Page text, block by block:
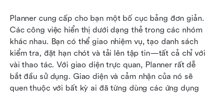
Planner cung cấp cho bạn một bố cục bảng đơn giản.
Các công việc hiển thị dưới dạng thẻ trong các nhóm
khác nhau. Bạn có thể giao nhiệm vụ, tạo danh sách
kiểm tra, đặt hạn chót và tải lên tập tin—tất cả chỉ với
vài thao tác. Với giao diện trực quan, Planner rất dễ
bắt đầu sử dụng. Giao diện và cảm nhận của nó sẽ
quen thuộc với bất kỳ ai đã từng dùng các ứng dụng